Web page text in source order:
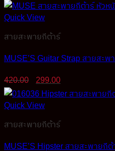
390.00฿.200.00฿.
Quick View
สายสะพายกีต้าร์
MUSE’S Guitar Strap สายสะ
420.00
Original
price
was:
420.00฿.
299.00
is:
Quick View
สายสะพายกีต้าร์
MUSE’S Hipster สายสะพายกี